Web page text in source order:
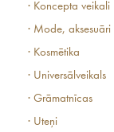
· Koncepta veikali
· Mode, aksesuāri
· Kosmētika
· Universālveikals
· Grāmatnīcas
· Uteņi